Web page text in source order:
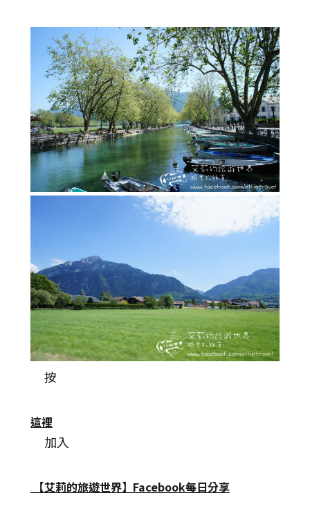
按
這裡
加入
【艾莉的旅遊世界】Facebook每日分享